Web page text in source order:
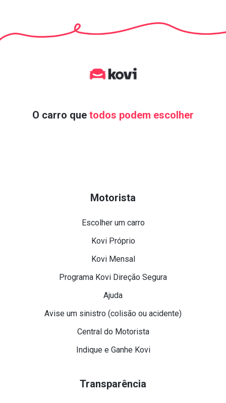
O carro que todos podem escolher
Motorista
Escolher um carro
Kovi Próprio
Kovi Mensal
Programa Kovi Direção Segura
Ajuda
Avise um sinistro (colisão ou acidente)
Central do Motorista
Indique e Ganhe Kovi
Transparência